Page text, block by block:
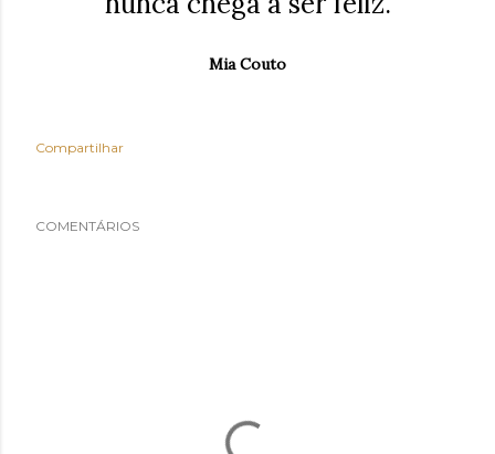
Mia Couto
Compartilhar
COMENTÁRIOS